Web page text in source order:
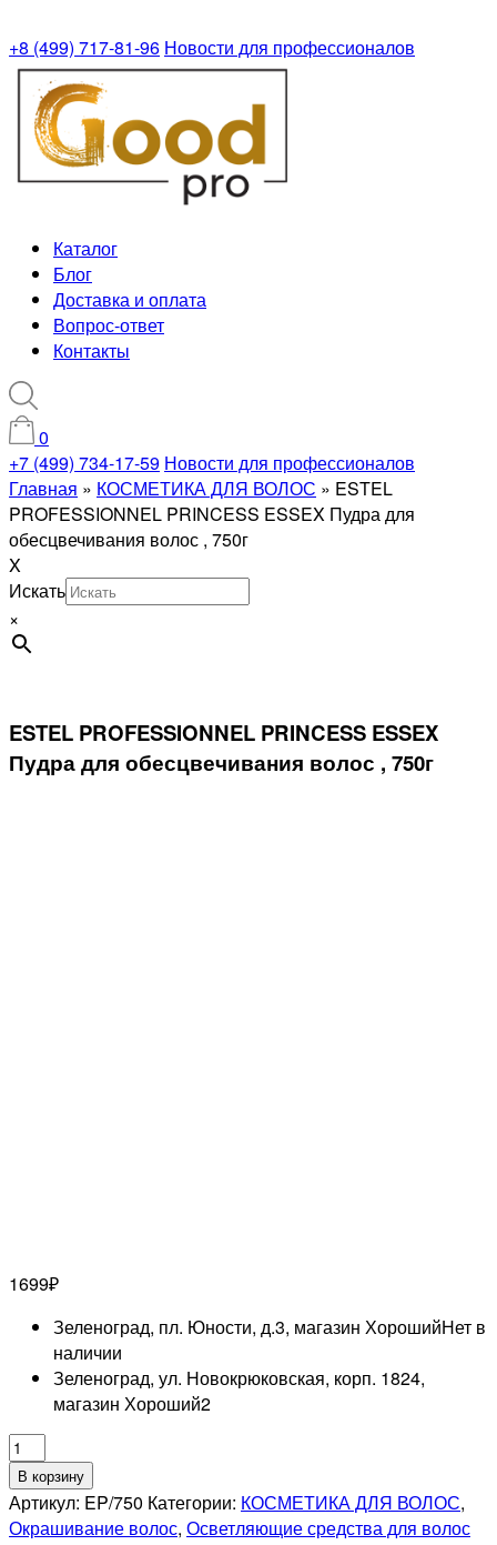
+8 (499) 717-81-96 Новости для профессионалов
Каталог
Блог
Доставка и оплата
Вопрос-ответ
Контакты
0
+7 (499) 734-17-59 Новости для профессионалов
Главная » КОСМЕТИКА ДЛЯ ВОЛОС » ESTEL
PROFESSIONNEL PRINCESS ESSEX Пудра для
обесцвечивания волос , 750г
X
Искать
×
ESTEL PROFESSIONNEL PRINCESS ESSEX
Пудра для обесцвечивания волос , 750г
1699₽
Зеленоград, пл. Юности, д.3, магазин ХорошийНет в
наличии
Зеленоград, ул. Новокрюковская, корп. 1824,
магазин Хороший2
Количество
товара
ESTEL
PROFESSIONNEL
В корзину
Артикул: EP/750 Категории: КОСМЕТИКА ДЛЯ ВОЛОС,
Окрашивание волос, Осветляющие средства для волос